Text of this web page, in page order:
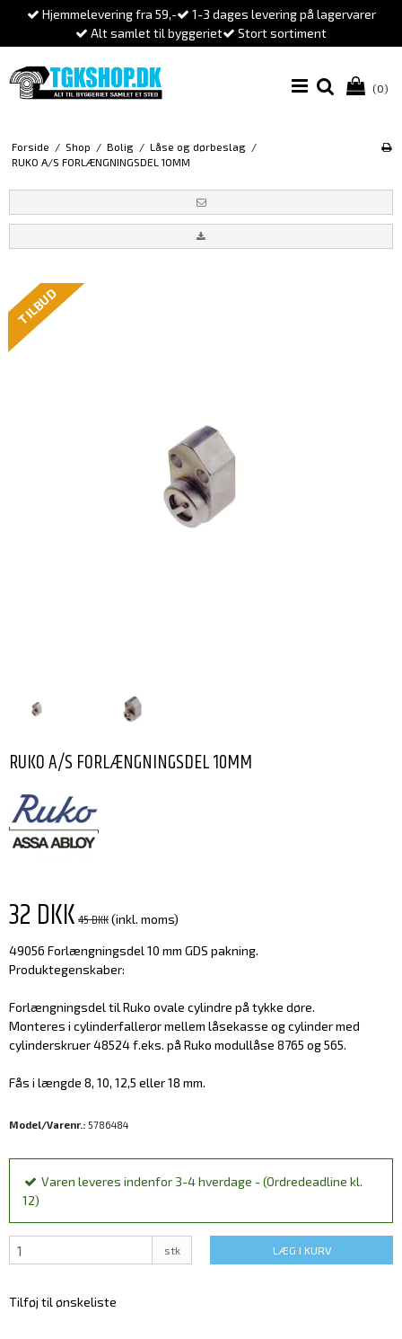
Hjemmelevering fra 59,-
1-3 dages levering på lagervarer
Alt samlet til byggeriet
Stort sortiment
(0)
Forside / Shop / Bolig / Låse og dørbeslag /
RUKO A/S FORLÆNGNINGSDEL 10MM
TILBUD
RUKO A/S FORLÆNGNINGSDEL 10MM
32 DKK45 DKK(inkl. moms)
49056 Forlængningsdel 10 mm GDS pakning.
Produktegenskaber:
Forlængningsdel til Ruko ovale cylindre på tykke døre.
Monteres i cylinderfallerør mellem låsekasse og cylinder med
cylinderskruer 48524 f.eks. på Ruko modullåse 8765 og 565.
Fås i længde 8, 10, 12,5 eller 18 mm.
Model/Varenr.: 5786484
Varen leveres indenfor 3-4 hverdage - (Ordredeadline kl.
12)
stk LÆG I KURV
Tilføj til ønskeliste